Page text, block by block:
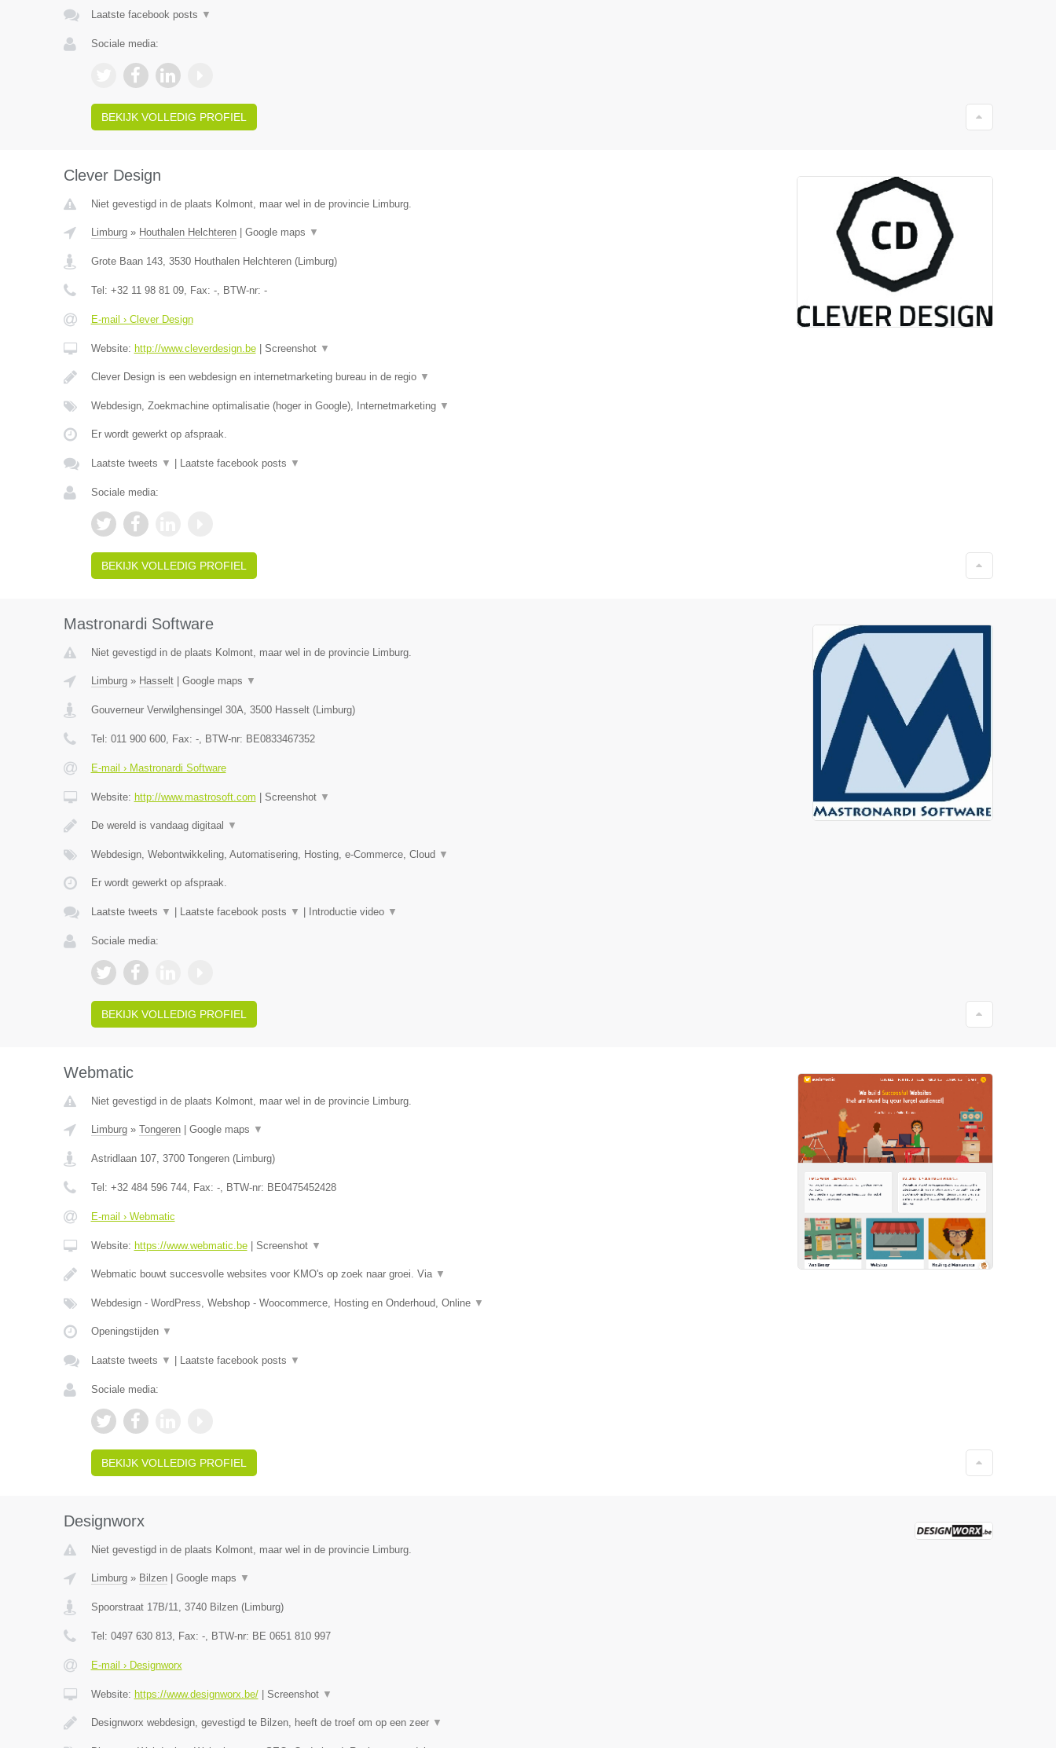
Laatste facebook posts ▼
Sociale media:
BEKIJK VOLLEDIG PROFIEL
Clever Design
Niet gevestigd in de plaats Kolmont, maar wel in de provincie Limburg.
Limburg» Houthalen Helchteren| Google maps ▼
Grote Baan 143, 3530 Houthalen Helchteren(Limburg)
Tel: +32 11 98 81 09, Fax: -, BTW-nr: -
E-mail › Clever Design
Website: http://www.cleverdesign.be| Screenshot ▼
Clever Design is een webdesign en internetmarketing bureau in de regio ▼
Webdesign, Zoekmachine optimalisatie (hoger in Google), Internetmarketing ▼
Er wordt gewerkt op afspraak.
Laatste tweets ▼ Laatste facebook posts ▼
Sociale media:
BEKIJK VOLLEDIG PROFIEL
Mastronardi Software
Niet gevestigd in de plaats Kolmont, maar wel in de provincie Limburg.
Limburg» Hasselt| Google maps ▼
Gouverneur Verwilghensingel 30A, 3500 Hasselt(Limburg)
Tel: 011 900 600, Fax: -, BTW-nr: BE0833467352
E-mail › Mastronardi Software
Website: http://www.mastrosoft.com Screenshot ▼
De wereld is vandaag digitaal ▼
Webdesign, Webontwikkeling, Automatisering, Hosting, e-Commerce, Cloud ▼
Er wordt gewerkt op afspraak.
Laatste tweets ▼ Laatste facebook posts ▼ Introductie video ▼
Sociale media:
BEKIJK VOLLEDIG PROFIEL
Webmatic
Niet gevestigd in de plaats Kolmont, maar wel in de provincie Limburg.
Limburg» Tongeren| Google maps ▼
Astridlaan 107, 3700 Tongeren(Limburg)
Tel: +32 484 596 744, Fax: -, BTW-nr: BE0475452428
E-mail › Webmatic
Website: https://www.webmatic.be| Screenshot ▼
Webmatic bouwt succesvolle websites voor KMO's op zoek naar groei. Via ▼
Webdesign - WordPress, Webshop - Woocommerce, Hosting en Onderhoud, Online ▼
Openingstijden ▼
Laatste tweets ▼ Laatste facebook posts ▼
Sociale media:
BEKIJK VOLLEDIG PROFIEL
Designworx
Niet gevestigd in de plaats Kolmont, maar wel in de provincie Limburg.
Limburg» Bilzen| Google maps ▼
Spoorstraat 17B/11, 3740 Bilzen(Limburg)
Tel: 0497 630 813, Fax: -, BTW-nr: BE 0651 810 997
E-mail › Designworx
Website: https://www.designworx.be/| Screenshot ▼
Designworx webdesign, gevestigd te Bilzen, heeft de troef om op een zeer ▼